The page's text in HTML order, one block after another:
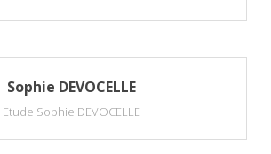
Sophie DEVOCELLE
Etude Sophie DEVOCELLE